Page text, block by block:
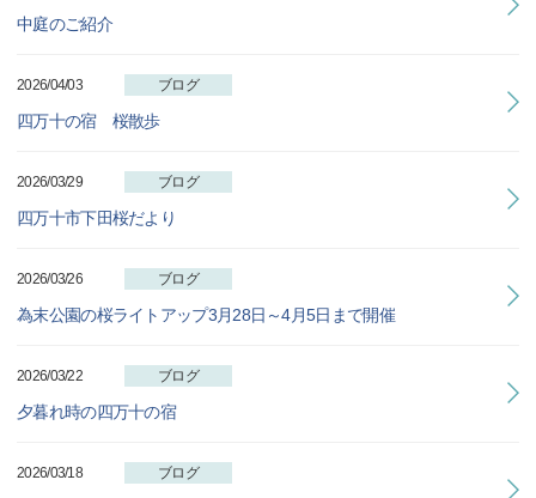
中庭のご紹介
2026/04/03 ブログ
四万十の宿 桜散歩
2026/03/29 ブログ
四万十市下田桜だより
2026/03/26 ブログ
為末公園の桜ライトアップ3月28日～4月5日まで開催
2026/03/22 ブログ
夕暮れ時の四万十の宿
2026/03/18 ブログ